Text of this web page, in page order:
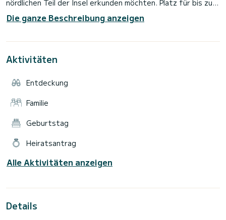
nördlichen Teil der Insel erkunden möchten. Platz für bis zu 4
Weg, die Insel zu erkunden. GPS mit markierten
Aussichtspunkten. Top-GPS-Kartenanwendung zur
vor Ihrer Miete. GPS mit Standorten mit Aussichtspunkten.
Die ganze Beschreibung anzeigen
Aktivitäten
Entdeckung
Familie
Geburtstag
Heiratsantrag
Alle Aktivitäten anzeigen
Details